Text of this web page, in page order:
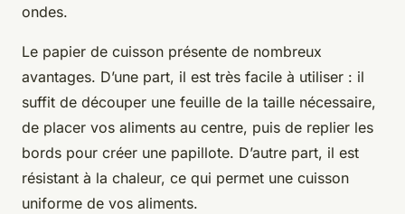
ondes.
Le papier de cuisson présente de nombreux
avantages. D’une part, il est très facile à utiliser : il
suffit de découper une feuille de la taille nécessaire,
de placer vos aliments au centre, puis de replier les
bords pour créer une papillote. D’autre part, il est
résistant à la chaleur, ce qui permet une cuisson
uniforme de vos aliments.